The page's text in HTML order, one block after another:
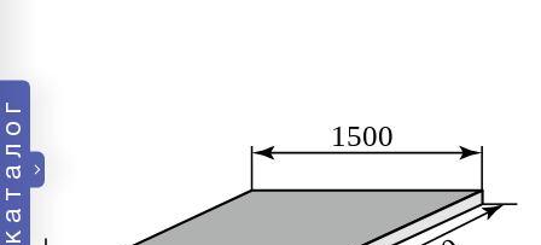
каталог